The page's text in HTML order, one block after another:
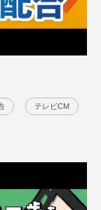
テレビCM
YouTube広告